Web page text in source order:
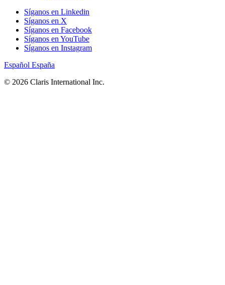
Síganos en Linkedin
Síganos en X
Síganos en Facebook
Síganos en YouTube
Síganos en Instagram
Español España
© 2026 Claris International Inc.